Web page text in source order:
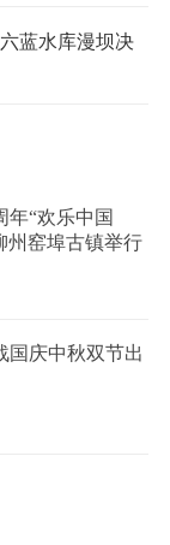
蓝水库漫坝决
年“欢乐中国
州窑埠古镇举行
国庆中秋双节出